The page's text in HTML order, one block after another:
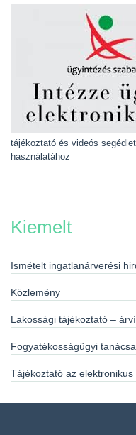
tájékoztató és videós
használatához
Kiemelt
Ismételt ingatlanárverési
Közlemény
Lakossági tájékoztató –
Fogyatékosságügyi
Tájékoztató az